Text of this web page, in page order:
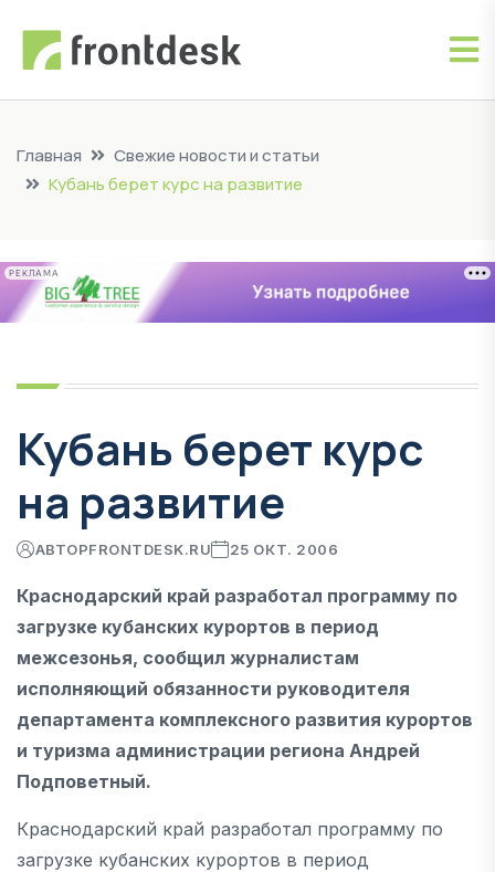
Главная
Свежие новости и статьи
Кубань берет курс на развитие
РЕКЛАМА
Кубань берет курс
на развитие
АВТОРFRONTDESK.RU 25 ОКТ. 2006
Краснодарский край разработал программу по
загрузке кубанских курортов в период
межсезонья, сообщил журналистам
исполняющий обязанности руководителя
департамента комплексного развития курортов
и туризма администрации региона Андрей
Подповетный.
Краснодарский край разработал программу по
загрузке кубанских курортов в период